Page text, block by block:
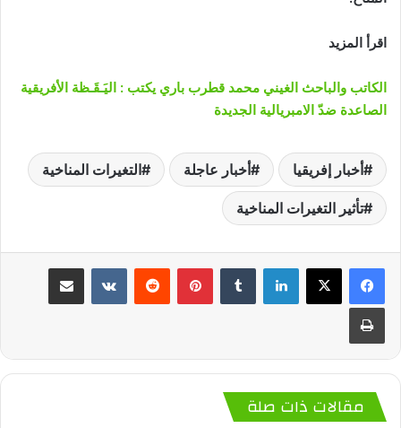
اقرأ المزيد
الكاتب والباحث الغيني محمد قطرب باري يكتب : اليَـقَـظة الأفريقية
الصاعدة ضدّ الامبريالية الجديدة
أخبار إفريقيا أخبار عاجلة التغيرات المناخية
تأثير التغيرات المناخية
لينكدإن بينتيريست
مقالات ذات صلة